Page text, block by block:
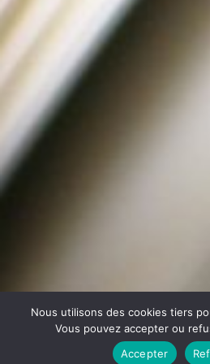
Nous utilisons des cookies tiers
Vous pouvez accepter ou
Accepter